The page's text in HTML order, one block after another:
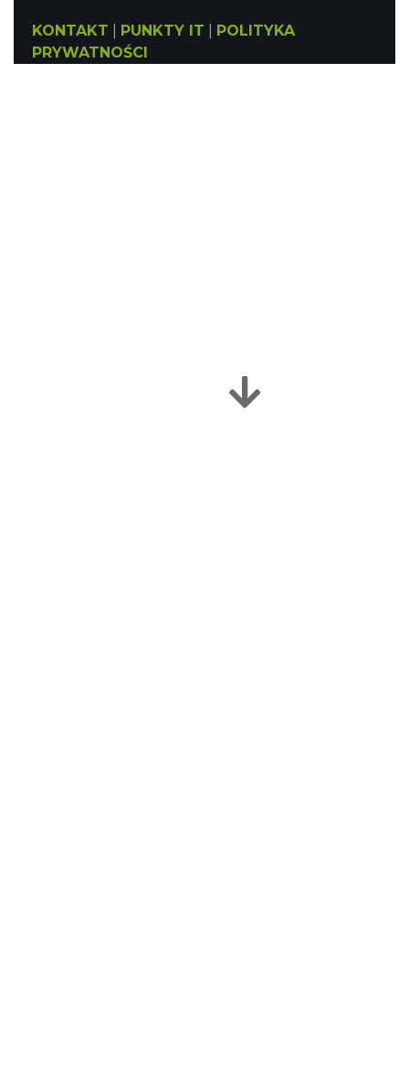
KONTAKT PUNKTY IT
POLITYKA
PRYWATNOŚCI